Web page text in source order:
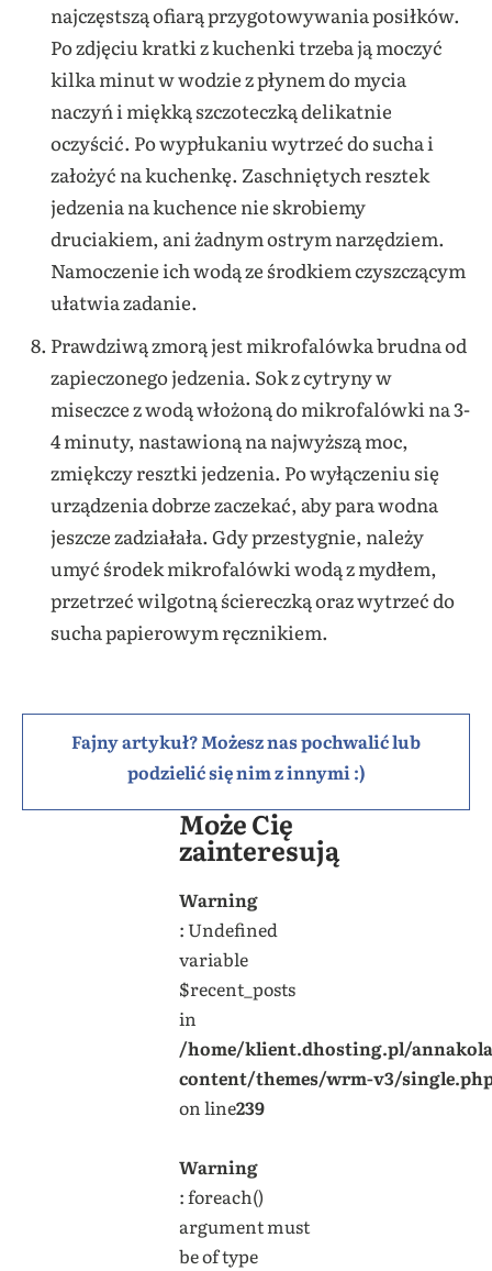
najczęstszą ofiarą przygotowywania posiłków.
Po zdjęciu kratki z kuchenki trzeba ją moczyć
kilka minut w wodzie z płynem do mycia
naczyń i miękką szczoteczką delikatnie
oczyścić. Po wypłukaniu wytrzeć do sucha i
założyć na kuchenkę. Zaschniętych resztek
jedzenia na kuchence nie skrobiemy
druciakiem, ani żadnym ostrym narzędziem.
Namoczenie ich wodą ze środkiem czyszczącym
ułatwia zadanie.
Prawdziwą zmorą jest mikrofalówka brudna od
zapieczonego jedzenia. Sok z cytryny w
miseczce z wodą włożoną do mikrofalówki na 3-
4 minuty, nastawioną na najwyższą moc,
zmiękczy resztki jedzenia. Po wyłączeniu się
urządzenia dobrze zaczekać, aby para wodna
jeszcze zadziałała. Gdy przestygnie, należy
umyć środek mikrofalówki wodą z mydłem,
przetrzeć wilgotną ściereczką oraz wytrzeć do
sucha papierowym ręcznikiem.
Fajny artykuł? Możesz nas pochwalić lub
podzielić się nim z innymi :)
Może Cię
zainteresują
Warning
: Undefined
variable
$recent_posts
in
/home/klient.dhosting.pl/
content/themes/wrm-v3/
on line239
Warning
: foreach()
argument must
be of type